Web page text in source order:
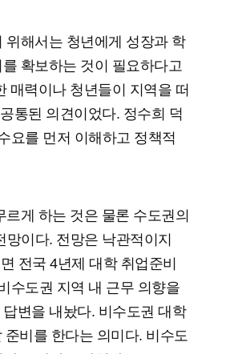
위해서는 청년에게 성장과 학
확보하는 것이 필요하다고
매력이나 청년들이 지역을 떠
통된 의견이었다. 정수희 덕
요를 먼저 이해하고 정책적
게 하는 것은 물론 수도권의
이다. 전망은 낙관적이지
전국 4년제 대학 취업준비
수도권 지역 내 근무 의향을
변을 내놨다. 비수도권 대학
비를 한다는 의미다. 비수도